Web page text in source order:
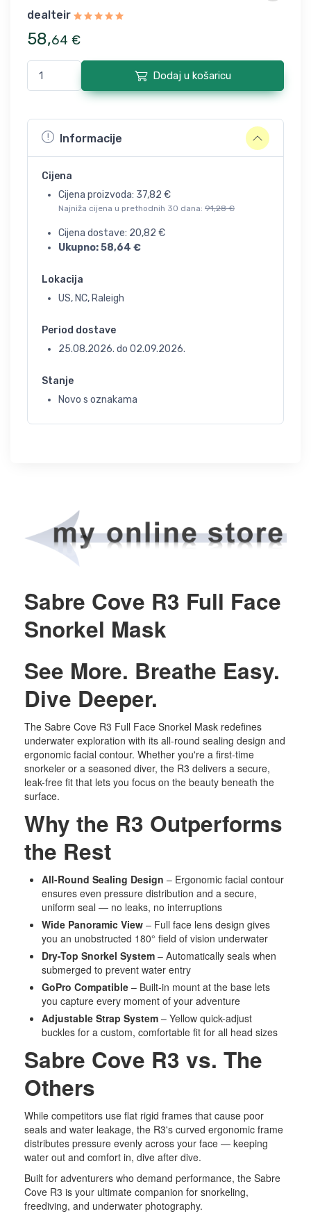
dealteir
58,64 €
Dodaj u košaricu
Informacije
Cijena
Cijena proizvoda: 37,82 €
Najniža cijena u prethodnih 30 dana: 91,28 €
Cijena dostave: 20,82 €
Ukupno:58,64 €
Lokacija
US, NC, Raleigh
Period dostave
25.08.2026. do 02.09.2026.
Stanje
Novo s oznakama